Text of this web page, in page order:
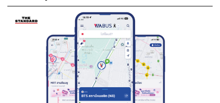
เฟส 2 มีเพียงพอ